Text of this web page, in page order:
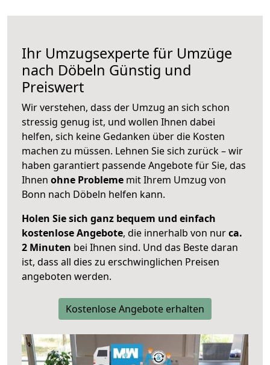
Ihr Umzugsexperte für Umzüge
nach Döbeln Günstig und
Preiswert
Wir verstehen, dass der Umzug an sich schon
stressig genug ist, und wollen Ihnen dabei
helfen, sich keine Gedanken über die Kosten
machen zu müssen. Lehnen Sie sich zurück – wir
haben garantiert passende Angebote für Sie, das
Ihnen ohne Probleme mit Ihrem Umzug von
Bonn nach Döbeln helfen kann.
Holen Sie sich ganz bequem und einfach
kostenlose Angebote, die innerhalb von nurca.
2 Minuten bei Ihnen sind. Und das Beste daran
ist, dass all dies zu erschwinglichen Preisen
angeboten werden.
Kostenlose Angebote erhalten